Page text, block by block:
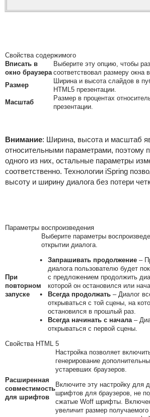
Свойства содержимого
Вписать в
окно браузера
Выберите эту опцию, чтобы
соответствовал размеру окна
Размер
Ширина и высота слайдов в
HTML5 презентации.
Масштаб
Размер в процентах
презентации.
Внимание: Ширина, высота и масштаб
относительными параметрами, поэтому
одного из них, остальные параметры
соответственно. Технологии iSpring
высоту и ширину диалога без потери
Параметры воспроизведения
При
повторном
запуске
Выберите параметры
открытии диалога.
Запрашивать продолжение–
диалога пользователю будет
с предложением продолжить
которой он остановился или
Всегда продолжать– Диалог
открываться с той сцены, на
остановился в прошлый раз.
Всегда начинать с начала–
открываться с первой сцены.
Свойства HTML 5
Расширенная
совместимость
для шрифтов
Настройка позволяет
генерирование
устаревших браузеров.
Включите эту настройку для
шрифтов для браузеров, не
сжатые Woff шрифты.
увеличит размер получаемого